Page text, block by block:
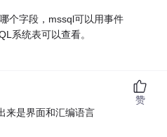
个字段，mssql可以用事件
系统表可以查看。
来是界面和汇编语言
赞